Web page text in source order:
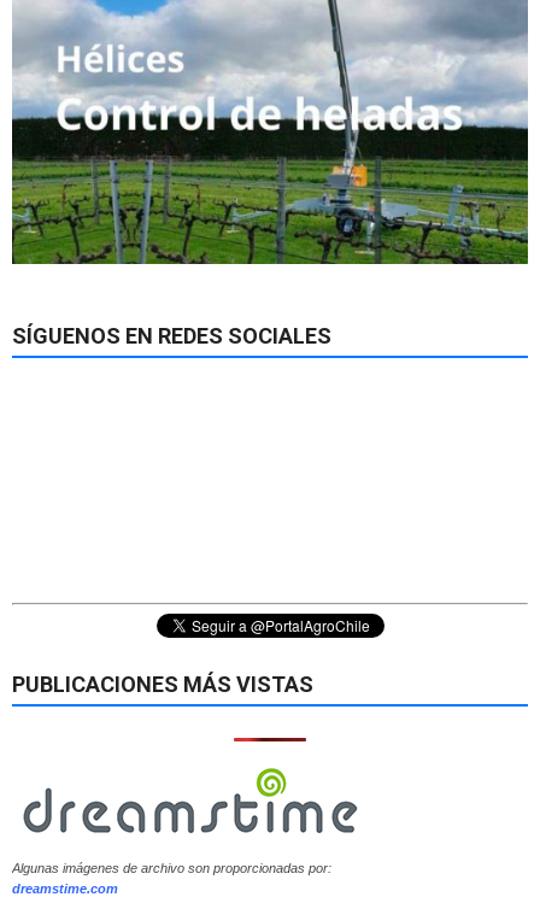
SÍGUENOS EN REDES SOCIALES
PUBLICACIONES MÁS VISTAS
Algunas imágenes de archivo son proporcionadas por:
dreamstime.com